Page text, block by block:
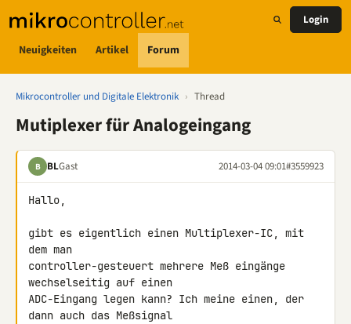
Neuigkeiten Artikel Forum
Login
Mikrocontroller und Digitale Elektronik › Thread
Mutiplexer für Analogeingang
B BLGast 2014-03-04 09:01#3559923
Hallo,
gibt es eigentlich einen Multiplexer-IC, mit
dem man
controller-gesteuert mehrere Meß eingänge
wechselseitig auf einen
ADC-Eingang legen kann? Ich meine einen, der
dann auch das Meßsignal